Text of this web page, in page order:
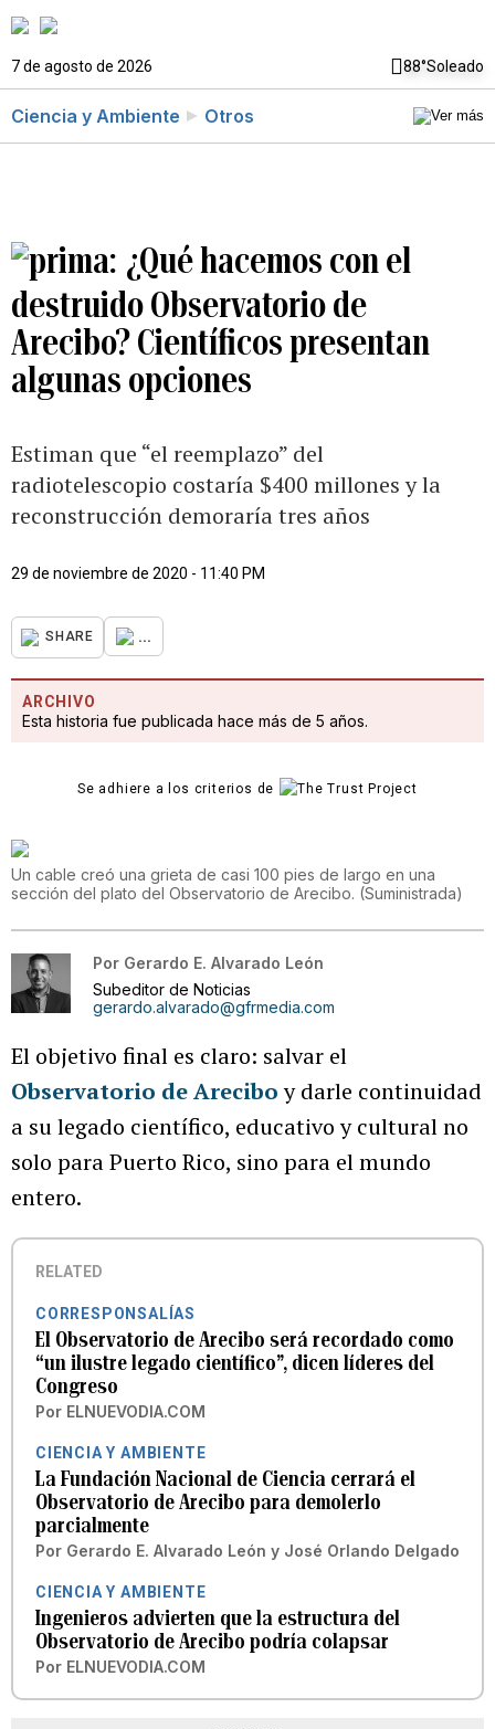
7 de agosto de 2026 88°Soleado
Ciencia y Ambiente Otros
¿Qué hacemos con el
destruido Observatorio de
Arecibo? Científicos presentan
algunas opciones
Estiman que “el reemplazo” del
radiotelescopio costaría $400 millones y la
reconstrucción demoraría tres años
29 de noviembre de 2020 - 11:40 PM
SHARE ...
ARCHIVO
Esta historia fue publicada hace más de 5 años.
Se adhiere a los criterios de
Un cable creó una grieta de casi 100 pies de largo en una
sección del plato del Observatorio de Arecibo. (Suministrada)
Por Gerardo E. Alvarado León
Subeditor de Noticias
gerardo.alvarado@gfrmedia.com
El objetivo final es claro: salvar el
Observatorio de Areciboy darle continuidad
a su legado científico, educativo y cultural no
solo para Puerto Rico, sino para el mundo
entero.
RELATED
CORRESPONSALÍAS
El Observatorio de Arecibo será recordado como
“un ilustre legado científico”, dicen líderes del
Congreso
Por ELNUEVODIA.COM
CIENCIA Y AMBIENTE
La Fundación Nacional de Ciencia cerrará el
Observatorio de Arecibo para demolerlo
parcialmente
Por Gerardo E. Alvarado León y José Orlando Delgado
CIENCIA Y AMBIENTE
Ingenieros advierten que la estructura del
Observatorio de Arecibo podría colapsar
Por ELNUEVODIA.COM